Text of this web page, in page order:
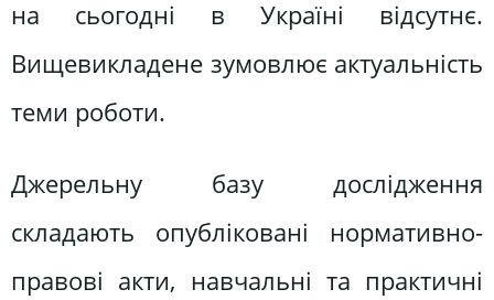
на сьогодні в Україні відсутнє.
Вищевикладене зумовлює актуальність
теми роботи.
Джерельну базу дослідження
складають опубліковані нормативно-
правові акти, навчальні та практичні